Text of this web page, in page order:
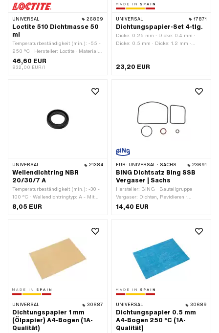
UNIVERSAL 26869
Loctite 510 Dichtmasse 50
ml
Temperaturbeständigkeit (min.): -55 -
250 °C · Hersteller: Loctite · Material:
Silikon · Inhalt: 50 ml · Farbe: pink ·
Gefahrenhinweis: Kann allergische
reizen · Gefahrenhinweis: Verursacht
GHS07 - Vorsicht gefährlich ·
Spaltmass (max.): 0.25 mm ·
Anwendungsbereich: Chemie
46,60 EUR
932,00 EUR/l
UNIVERSAL 17871
Dichtungspapier-Set 4-tlg.
Dicke: 0.25 mm · Dicke: 0.4 mm ·
Dicke: 0.5 mm · Dicke: 1.2 mm ·
Verwendungsort: Universal
23,20 EUR
UNIVERSAL 21384
Wellendichtring NBR
20/30/7 A
Temperaturbeständigkeit (min.): -30 -
100 °C · Wellendichtringtyp: A - Mit
gummiertem Aussenmanteil / einer
8,05 EUR
FÜR: UNIVERSAL · SACHS 23691
BING Dichtsatz Bing SSB
Vergaser | Sachs
Hersteller: BING · Bauteilgruppe
Vergaser: Dichten, Revidieren ·
Vergasertyp: SSB
14,40 EUR
UNIVERSAL 30687
Dichtungspapier 1 mm
(Ölpapier) A4-Bogen (1A-
Qualität)
UNIVERSAL 30689
Dichtungspapier 0.5 mm
A4-Bogen 250 °C (1A-
Qualität)